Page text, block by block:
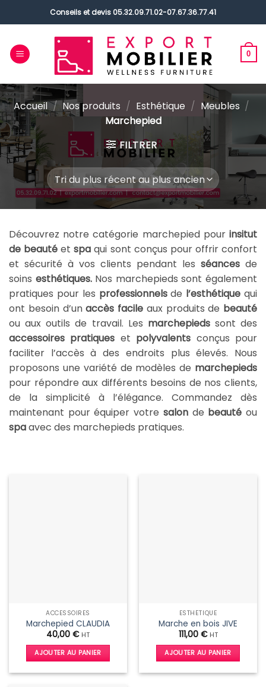
au
Conseils et devis 05.32.09.71.02-07.67.36.77.41
0
Accueil / Nos produits / Esthétique / Meubles /
Marchepied
FILTRER
Découvrez notre catégorie marchepied pour insitut
de beauté etspa qui sont conçus pour offrir confort
et sécurité à vos clients pendant les séances de
soins esthétiques. Nos marchepieds sont également
pratiques pour les professionnelsde l’esthétique qui
ont besoin d’unaccès facile aux produits de beauté
ou aux outils de travail. Les marchepiedssont des
accessoires pratiques et polyvalents conçus pour
faciliter l’accès à des endroits plus élevés. Nous
proposons une variété de modèles de marchepieds
pour répondre aux différents besoins de nos clients,
de la simplicité à l’élégance. Commandez dès
maintenant pour équiper votre salonde beauté ou
spaavec des marchepieds pratiques.
ACCESSOIRES
Marchepied CLAUDIA
40,00 € HT
AJOUTER AU PANIER
ESTHÉTIQUE
Marche en bois JIVE
111,00 € HT
AJOUTER AU PANIER